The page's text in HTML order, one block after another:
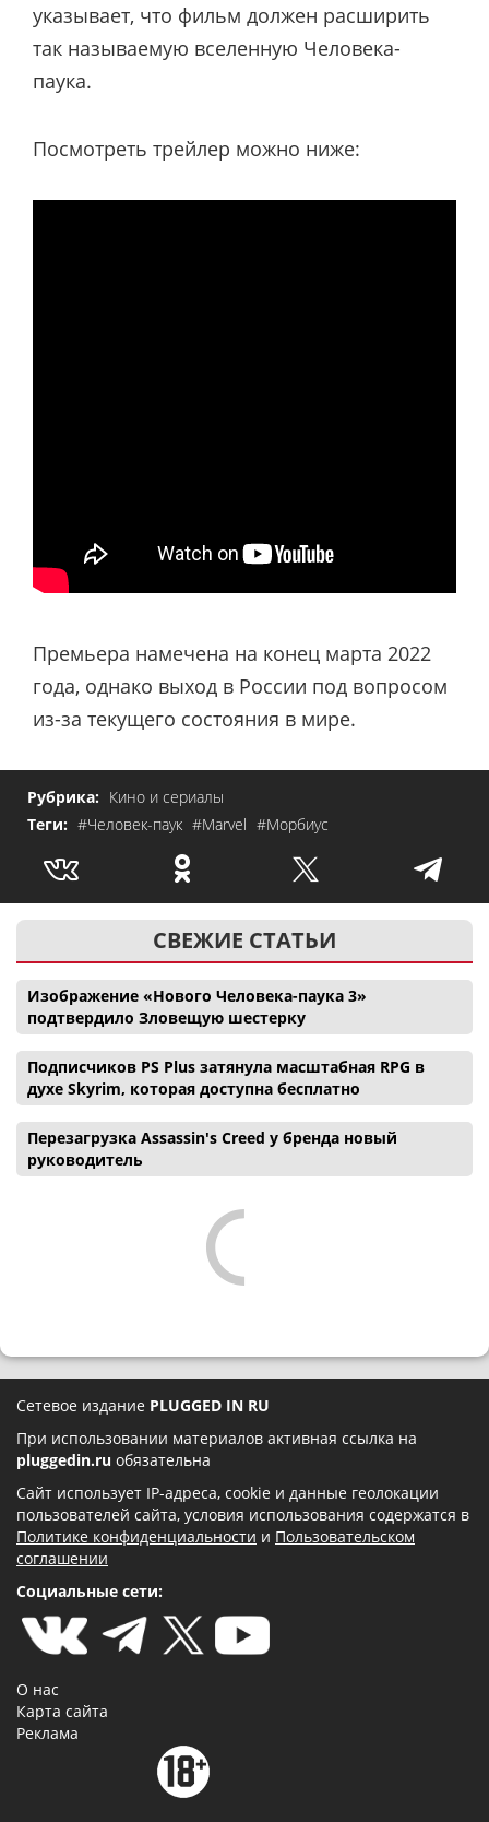
указывает, что фильм должен расширить
так называемую вселенную Человека-
паука.
Посмотреть трейлер можно ниже:
Премьера намечена на конец марта 2022
года, однако выход в России под вопросом
из-за текущего состояния в мире.
Рубрика: Кино и сериалы
Теги: #Человек-паук #Marvel #Морбиус
СВЕЖИЕ СТАТЬИ
Изображение «Нового Человека-паука 3»
подтвердило Зловещую шестерку
Подписчиков PS Plus затянула масштабная RPG в
духе Skyrim, которая доступна бесплатно
Перезагрузка Assassin's Creed у бренда новый
руководитель
Сетевое издание PLUGGED IN RU
При использовании материалов активная ссылка на
pluggedin.ru обязательна
Сайт использует IP-адреса, cookie и данные геолокации
пользователей сайта, условия использования содержатся в
Политике конфиденциальности и Пользовательском
соглашении
Социальные сети:
О нас
Карта сайта
Реклама